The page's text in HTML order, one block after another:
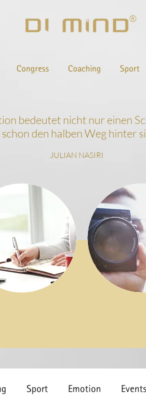
Congress Coaching Sport
bedeutet nicht nur einen
den halben Weg hinter
JULIAN NASIRI
Sport Emotion Events